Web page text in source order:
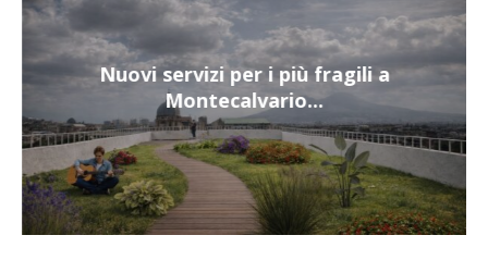
Nuovi servizi per i più fragili a
Montecalvario...